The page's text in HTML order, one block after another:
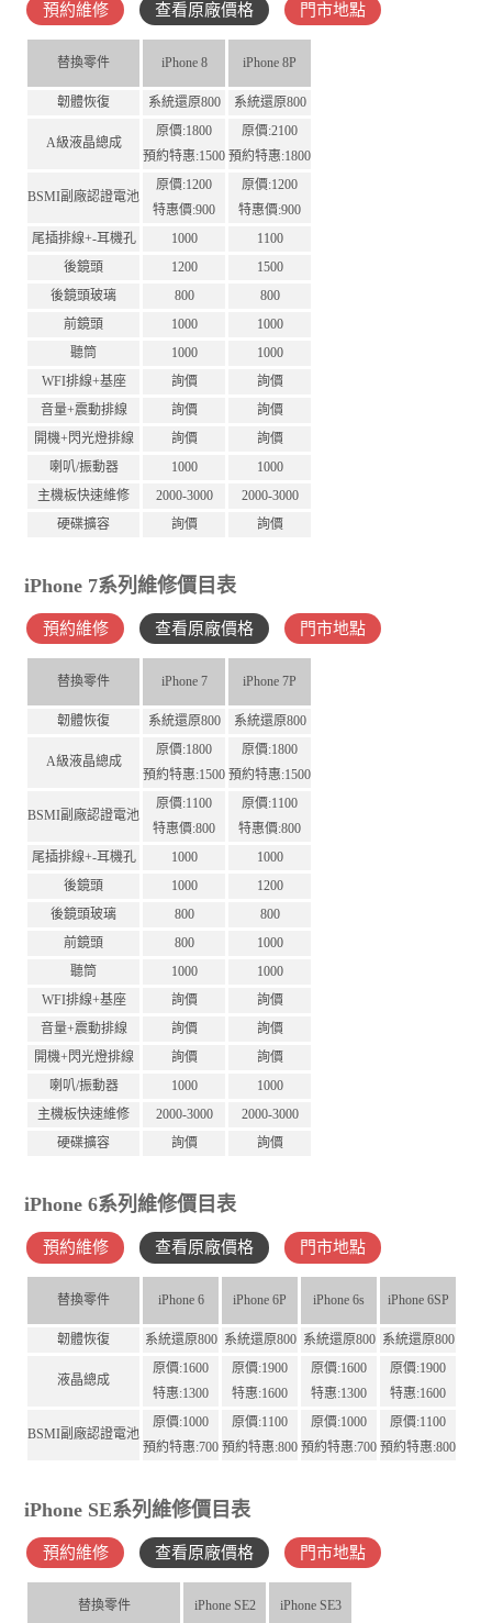
預約維修 查看原廠價格 門市地點
替換零件 iPhone 8 iPhone 8P
韌體恢復 系統還原800 系統還原800
A級液晶總成
原價:1800
預約特惠:1500
原價:2100
預約特惠:1800
BSMI副廠認證電池
原價:1200
特惠價:900
原價:1200
特惠價:900
尾插排線+-耳機孔
1000
1100
後鏡頭
1200
1500
後鏡頭玻璃
800
800
前鏡頭
1000
1000
聽筒
1000
1000
WFI排線+基座
詢價
詢價
音量+震動排線
詢價
詢價
開機+閃光燈排線
詢價
詢價
喇叭/振動器
1000
1000
主機板快速維修
2000-3000
2000-3000
硬碟擴容
詢價 詢價
iPhone 7系列維修價目表
預約維修 查看原廠價格 門市地點
替換零件 iPhone 7 iPhone 7P
韌體恢復 系統還原800 系統還原800
A級液晶總成
原價:1800
預約特惠:1500
原價:1800
預約特惠:1500
BSMI副廠認證電池
原價:1100
特惠價:800
原價:1100
特惠價:800
尾插排線+-耳機孔
1000
1000
後鏡頭
1000
1200
後鏡頭玻璃
800
800
前鏡頭
800
1000
聽筒
1000
1000
WFI排線+基座
詢價
詢價
音量+震動排線
詢價
詢價
開機+閃光燈排線
詢價
詢價
喇叭/振動器
1000
1000
主機板快速維修
2000-3000
2000-3000
硬碟擴容
詢價 詢價
iPhone 6系列維修價目表
預約維修 查看原廠價格 門市地點
替換零件 iPhone 6 iPhone 6P iPhone 6s iPhone 6SP
韌體恢復 系統還原800 系統還原800 系統還原800 系統還原800
液晶總成
原價:1600
特惠:1300
原價:1900
特惠:1600
原價:1600
特惠:1300
原價:1900
特惠:1600
BSMI副廠認證電池
原價:1000
預約特惠:700
原價:1100
預約特惠:800
原價:1000
預約特惠:700
原價:1100
預約特惠:800
iPhone SE系列維修價目表
預約維修 查看原廠價格 門市地點
替換零件 iPhone SE2 iPhone SE3